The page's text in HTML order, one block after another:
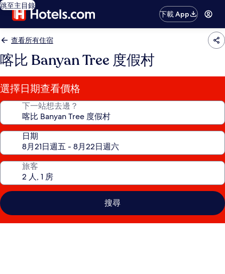
跳至主目錄
下載 App
查看所有住宿
喀比 Banyan Tree 度假村
選擇日期查看價格
下一站想去邊？
日期
旅客
搜尋